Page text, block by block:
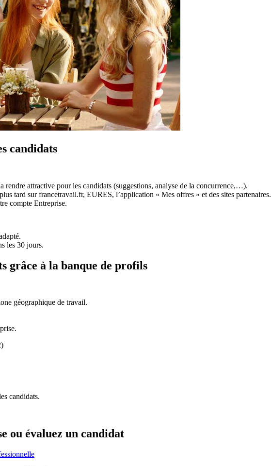
candidats
attractive pour les candidats (suggestions, analyse de la concurrence,…).
tard sur francetravail.fr, EURES, l’application « Mes offres » et des sites partenaires.
compte Entreprise.
les 30 jours.
grâce à la banque de profils
géographique de travail.
candidats.
ou évaluez un candidat